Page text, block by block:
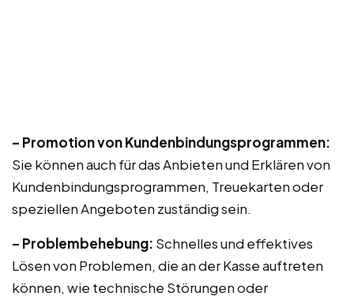
– Promotion von Kundenbindungsprogrammen:
Sie können auch für das Anbieten und Erklären von
Kundenbindungsprogrammen, Treuekarten oder
speziellen Angeboten zuständig sein.
– Problembehebung: Schnelles und effektives
Lösen von Problemen, die an der Kasse auftreten
können, wie technische Störungen oder